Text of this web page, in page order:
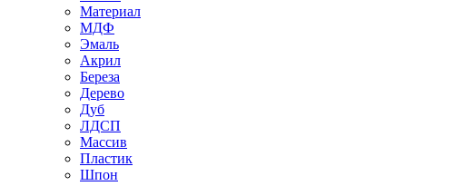
Материал
МДФ
Эмаль
Акрил
Береза
Дерево
Дуб
ЛДСП
Массив
Пластик
Шпон